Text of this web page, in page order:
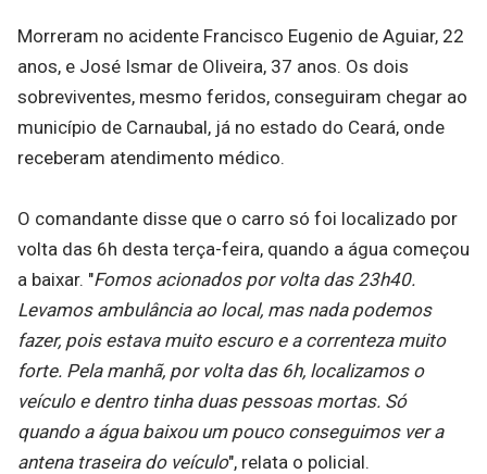
Morreram no acidente Francisco Eugenio de Aguiar, 22
anos, e José Ismar de Oliveira, 37 anos. Os dois
sobreviventes, mesmo feridos, conseguiram chegar ao
município de Carnaubal, já no estado do Ceará, onde
receberam atendimento médico.
O comandante disse que o carro só foi localizado por
volta das 6h desta terça-feira, quando a água começou
a baixar. "Fomos acionados por volta das 23h40.
Levamos ambulância ao local, mas nada podemos
fazer, pois estava muito escuro e a correnteza muito
forte. Pela manhã, por volta das 6h, localizamos o
veículo e dentro tinha duas pessoas mortas. Só
quando a água baixou um pouco conseguimos ver a
antena traseira do veículo", relata o policial.